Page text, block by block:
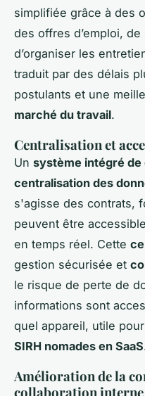
simplifiée grâce à des
des offres d’emploi,
d’organiser les
traduit par des délais
postulants et une
marché du travail.
Centralisation et
Un système intégré de
centralisation des
s'agisse des contrats,
peuvent être
en temps réel. Cette
gestion sécurisée et
le risque de perte de
informations sont
quel appareil, utile
SIRH nomades en SaaS
Amélioration de la
collaboration interne